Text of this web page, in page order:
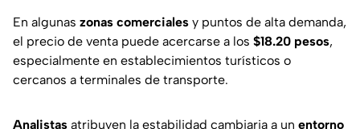
En algunas zonas comerciales y puntos de alta demanda,
el precio de venta puede acercarse a los $18.20 pesos,
especialmente en establecimientos turísticos o
cercanos a terminales de transporte.
Analistas atribuyen la estabilidad cambiaria a un entorno